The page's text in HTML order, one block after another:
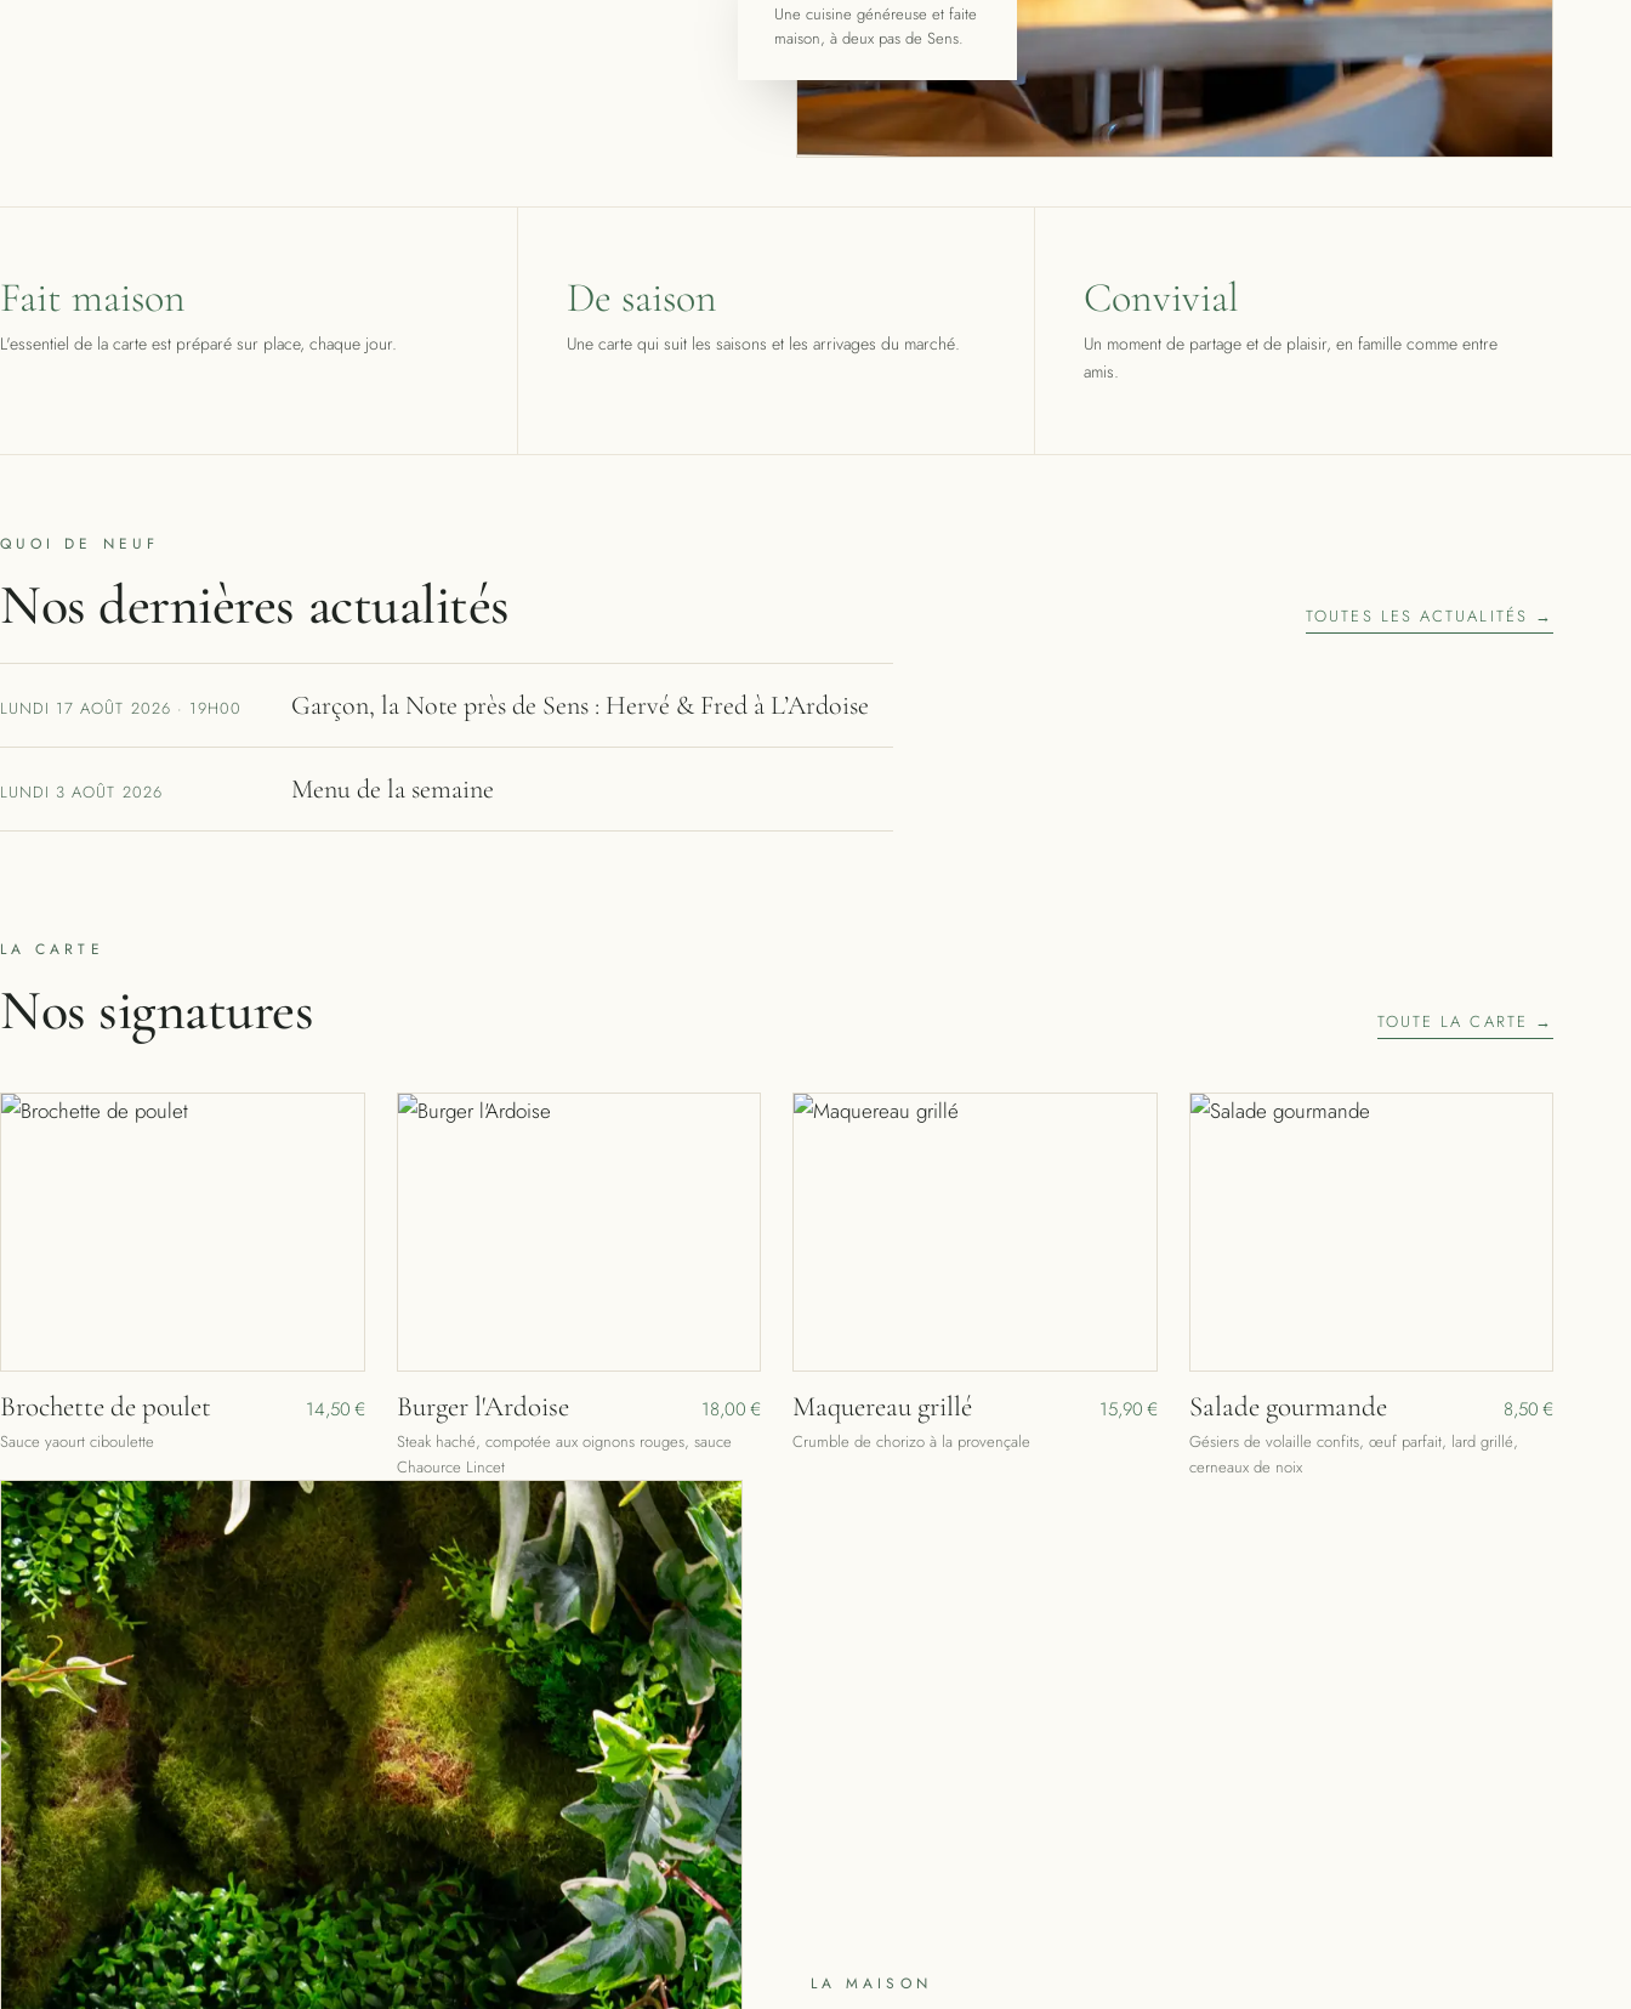
Une cuisine généreuse et faite
maison, à deux pas de Sens.
Fait maison
L'essentiel de la carte est préparé sur place, chaque jour.
De saison
Une carte qui suit les saisons et les arrivages du marché.
Convivial
Un moment de partage et de plaisir, en famille comme entre
amis.
QUOI DE NEUF
Nos dernières actualités TOUTES LES ACTUALITÉS →
LUNDI 17 AOÛT 2026 · 19H00 Garçon, la Note près de Sens : Hervé & Fred à L’Ardoise
LUNDI 3 AOÛT 2026 Menu de la semaine
LA CARTE
Nos signatures TOUTE LA CARTE →
Brochette de poulet 14,50 €
Sauce yaourt ciboulette
Burger l'Ardoise 18,00 €
Steak haché, compotée aux oignons rouges, sauce
Chaource Lincet
Maquereau grillé 15,90 €
Crumble de chorizo à la provençale
Salade gourmande 8,50 €
Gésiers de volaille confits, œuf parfait, lard grillé,
cerneaux de noix
LA MAISON